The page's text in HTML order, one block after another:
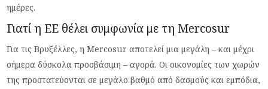
ημέρες.
Γιατί η ΕΕ θέλει συμφωνία με τη Mercosur
Για τις Βρυξέλλες, η Mercosur αποτελεί μια μεγάλη – και μέχρι
σήμερα δύσκολα προσβάσιμη – αγορά. Οι οικονομίες των χωρών
της προστατεύονται σε μεγάλο βαθμό από δασμούς και εμπόδια,